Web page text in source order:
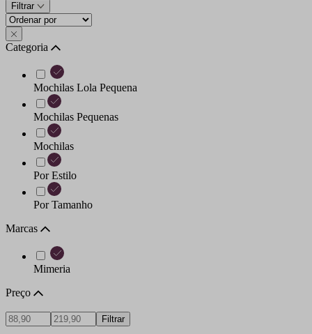
Filtrar
Categoria
Mochilas Lola Pequena
Mochilas Pequenas
Mochilas
Por Estilo
Por Tamanho
Marcas
Mimeria
Preço
Filtrar